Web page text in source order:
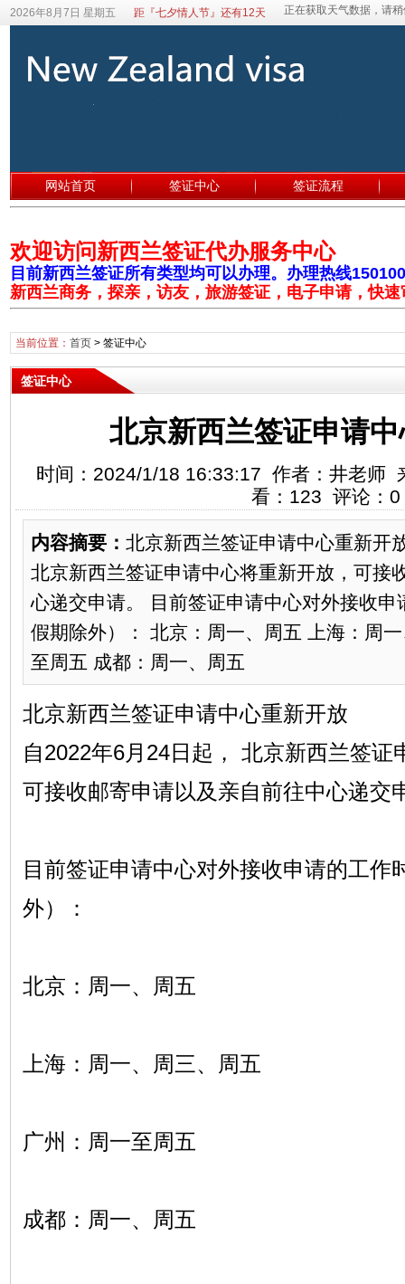
2026年8月7日 星期五 距『七夕情人节』还有12天
网站首页 签证中心 签证流程
欢迎访问新西兰签证代办服务中心
目前新西兰签证所有类型均可以办理。办理热线
新西兰商务，探亲，访友，旅游签证，电子申请，快速
当前位置： 首页> 签证中心
签证中心
北京新西兰签证申请
时间：2024/1/18 16:33:17 作者：井老师
看：123 评论：0
内容摘要： 北京新西兰签证申请中心重新开
北京新西兰签证申请中心将重新开放，可接
心递交申请。 目前签证申请中心对外接收申
假期除外）： 北京：周一、周五 上海：周
至周五 成都：周一、周五
北京新西兰签证申请中心重新开放
自2022年6月24日起， 北京新西兰签证
可接收邮寄申请以及亲自前往中心递交
目前签证申请中心对外接收申请的工作
外）：
北京：周一、周五
上海：周一、周三、周五
广州：周一至周五
成都：周一、周五